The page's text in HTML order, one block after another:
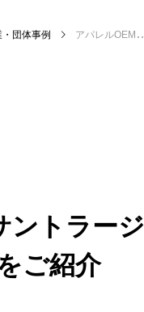
・団体事例 アパレルOEM企業「CENTRAGE(サントラージュ)」のサスティナブルなモノ作りをご紹介
ントラージ
ご紹介